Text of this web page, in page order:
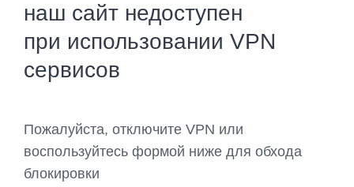
наш сайт недоступен
при использовании VPN
сервисов
Пожалуйста, отключите VPN или
воспользуйтесь формой ниже для обхода
блокировки